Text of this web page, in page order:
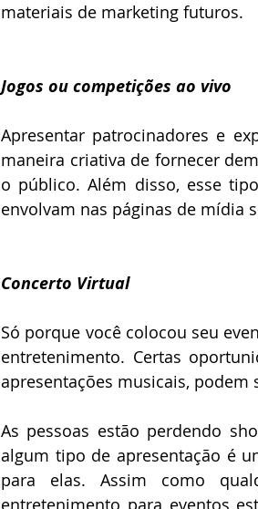
materiais de marketing futuros.
Jogos ou competições ao vivo
Apresentar patrocinadores e
maneira criativa de fornecer
o público. Além disso, esse
envolvam nas páginas de mídia
Concerto Virtual
Só porque você colocou seu
entretenimento. Certas
apresentações musicais,
As pessoas estão perdendo
algum tipo de apresentação é
para elas. Assim como
entretenimento para eventos